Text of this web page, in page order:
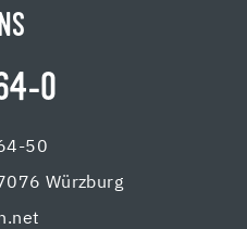
0
50
Würzburg